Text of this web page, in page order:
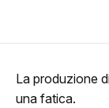
La produzione
una fatica.